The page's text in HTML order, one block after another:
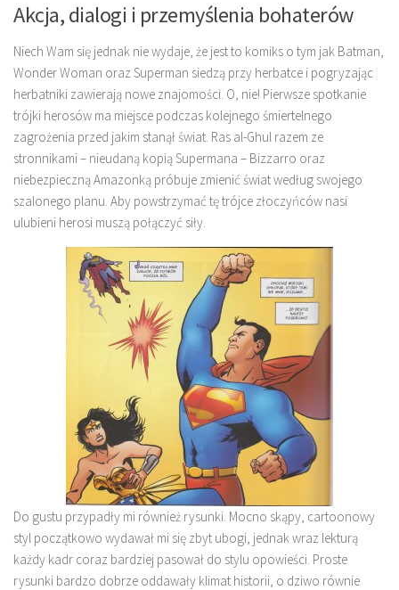
Akcja, dialogi i przemyślenia bohaterów
Niech Wam się jednak nie wydaje, że jest to komiks o tym jak Batman,
Wonder Woman oraz Superman siedzą przy herbatce i pogryzając
herbatniki zawierają nowe znajomości. O, nie! Pierwsze spotkanie
trójki herosów ma miejsce podczas kolejnego śmiertelnego
zagrożenia przed jakim stanął świat. Ras al-Ghul razem ze
stronnikami – nieudaną kopią Supermana – Bizzarro oraz
niebezpieczną Amazonką próbuje zmienić świat według swojego
szalonego planu. Aby powstrzymać tę trójce złoczyńców nasi
ulubieni herosi muszą połączyć siły.
Do gustu przypadły mi również rysunki. Mocno skąpy, cartoonowy
styl początkowo wydawał mi się zbyt ubogi, jednak wraz lekturą
każdy kadr coraz bardziej pasował do stylu opowieści. Proste
rysunki bardzo dobrze oddawały klimat historii, o dziwo równie